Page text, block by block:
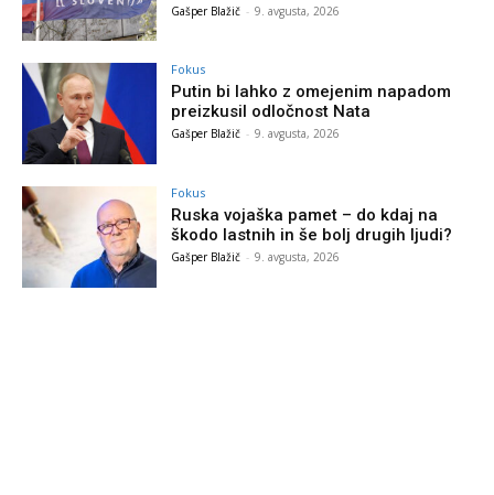
Gašper Blažič - 9. avgusta, 2026
Fokus
Putin bi lahko z omejenim napadom
preizkusil odločnost Nata
Gašper Blažič - 9. avgusta, 2026
Fokus
Ruska vojaška pamet – do kdaj na
škodo lastnih in še bolj drugih ljudi?
Gašper Blažič - 9. avgusta, 2026